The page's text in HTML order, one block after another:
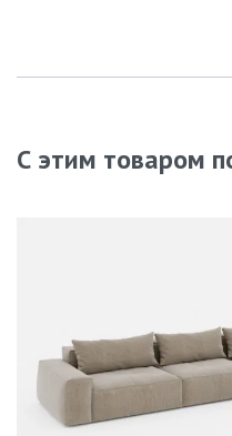
С этим товаром